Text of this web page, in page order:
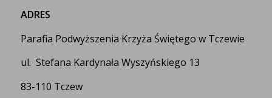
ADRES
Parafia Podwyższenia Krzyża Świętego w Tczewie
ul. Stefana Kardynała Wyszyńskiego 13
83-110 Tczew